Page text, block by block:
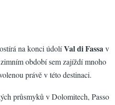
na konci údolíVal di Fassav
období sem zajíždí mnoho
právě v této destinaci.
průsmyků v Dolomitech, Passo